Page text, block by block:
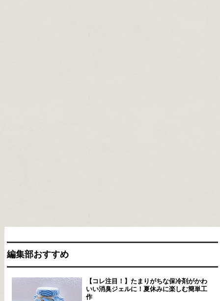
編集部おすすめ
【コレ注目！】たまりがちな保冷剤がかわ
いい消臭ジェルに！夏休みに楽しむ簡単工
作